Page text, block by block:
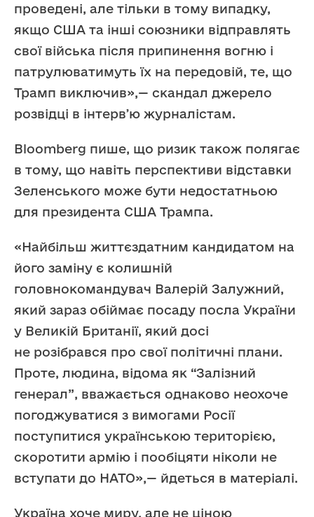
проведені, але тільки в тому випадку,
якщо США та інші союзники відправлять
свої війська після припинення вогню і
патрулюватимуть їх на передовій, те, що
Трамп виключив»,— скандал джерело
розвідці в інтервʼю журналістам.
Bloomberg пише, що ризик також полягає
в тому, що навіть перспективи відставки
Зеленського може бути недостатньою
для президента США Трампа.
«Найбільш життєздатним кандидатом на
його заміну є колишній
головнокомандувач Валерій Залужний,
який зараз обіймає посаду посла України
у Великій Британії, який досі
не розібрався про свої політичні плани.
Проте, людина, відома як “Залізний
генерал”, вважається однаково неохоче
погоджуватися з вимогами Росії
поступитися українською територією,
скоротити армію і пообіцяти ніколи не
вступати до НАТО»,— йдеться в матеріалі.
Україна хоче миру, але не ціною